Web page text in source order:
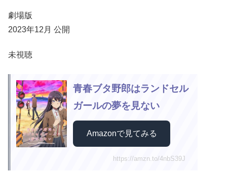
劇場版
2023年12月 公開
未視聴
青春ブタ野郎はランドセル
ガールの夢を見ない
Amazonで見てみる
https://amzn.to/4nbS39J